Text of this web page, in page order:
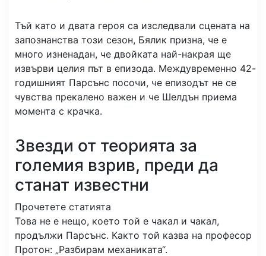
Тъй като и двата героя са изследвали сцената на
запознанства този сезон, Бялик призна, че е
много изненадан, че двойката най-накрая ще
извърви целия път в епизода. Междувременно 42-
годишният Парсънс посочи, че епизодът не се
чувства прекалено важен и че Шелдън приема
момента с крачка.
Звезди от теорията за
големия взрив, преди да
станат известни
Прочетете статията
Това не е нещо, което той е чакал и чакал,
продължи Парсънс. Както той казва на професор
Протон: „Разбирам механиката“.